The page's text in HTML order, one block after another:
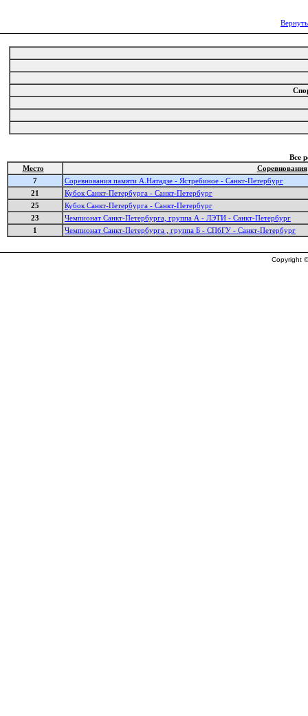
Все
Место
Соревнования
7
Соревнования памяти А.Натадзе - Ястребиное - Санкт-Петербург
21
Кубок Санкт-Петербурга - Санкт-Петербург
25
Кубок Санкт-Петербурга - Санкт-Петербург
23
Чемпионат Санкт-Петербурга, группа А - ЛЭТИ - Санкт-Петербург
1
Чемпионат Санкт-Петербурга , группа Б - СПбГУ - Санкт-Петербург
Copyright